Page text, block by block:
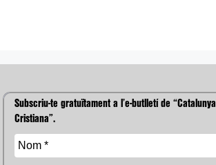
Subscriu-te gratuïtament a l’e-butlletí de “Catalunya
Cristiana”.